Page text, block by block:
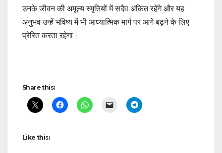
उनके जीवन की अमूल्य स्मृतियों में सदैव अंकित रहेंगे और यह
अनुभव उन्हें भविष्य में भी आध्यात्मिक मार्ग पर आगे बढ़ने के लिए
प्रेरित करता रहेगा।
Post
navigation
Share this:
Like this: